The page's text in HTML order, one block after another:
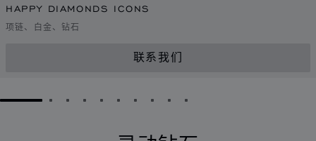
HAPPY DIAMONDS ICONS
项链、白金、钻石
联系我们
GO TO SLIDE 1GO TO SLIDE 2
GO TO SLIDE 3
GO TO SLIDE 4
GO TO SLIDE 5
GO TO SLIDE 6
GO TO SLIDE 7
GO TO SLIDE 8
GO TO SLIDE 9
GO TO SLIDE 10